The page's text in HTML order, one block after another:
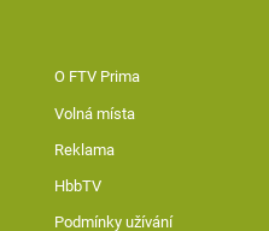
O FTV Prima
Volná místa
Reklama
HbbTV
Podmínky užívání